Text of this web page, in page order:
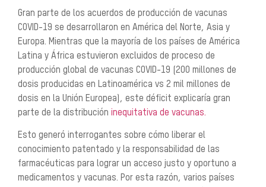
Gran parte de los acuerdos de producción de vacunas
COVID-19 se desarrollaron en América del Norte, Asia y
Europa. Mientras que la mayoría de los países de América
Latina y África estuvieron excluidos de proceso de
producción global de vacunas COVID-19 (200 millones de
dosis producidas en Latinoamérica vs 2 mil millones de
dosis en la Unión Europea), este déficit explicaría gran
parte de la distribución inequitativa de vacunas.
Esto generó interrogantes sobre cómo liberar el
conocimiento patentado y la responsabilidad de las
farmacéuticas para lograr un acceso justo y oportuno a
medicamentos y vacunas. Por esta razón, varios países